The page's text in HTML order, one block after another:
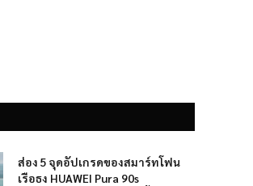
ส่อง 5 จุดอัปเกรดของสมาร์ทโฟน
เรือธง HUAWEI Pura 90s